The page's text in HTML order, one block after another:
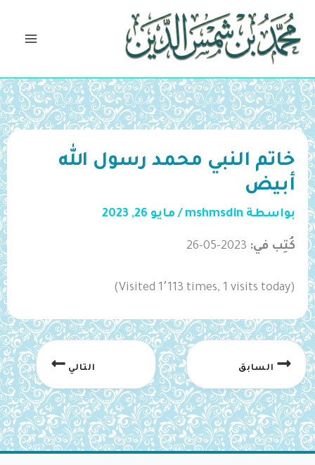
تخطي
المحتوى
خاتم النبي محمد رسول الله
أبيض
بواسطة mshmsdin
/ مايو 26, 2023
كُتِب في: 2023-05-26
(Visited 1٬113 times, 1 visits today)
السابق التالي